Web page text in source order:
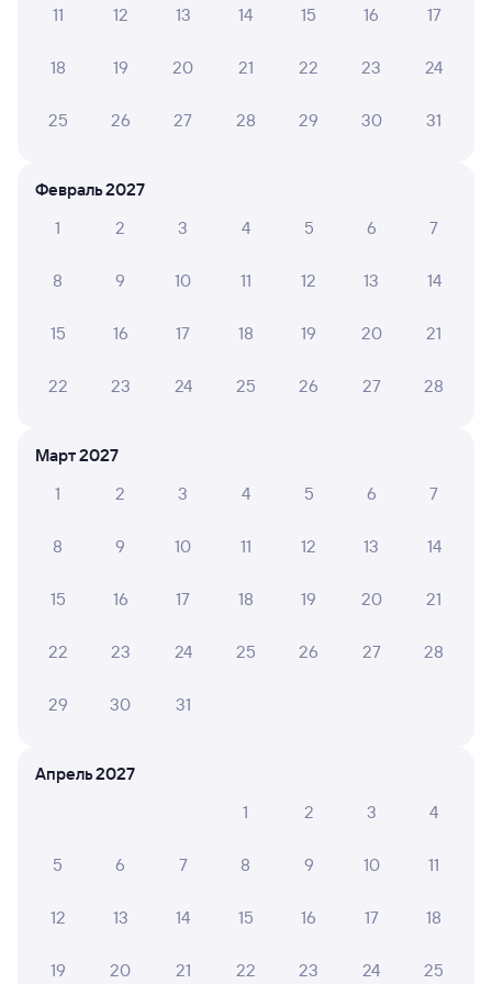
А ещё здесь можно найти
Обратные билеты из Сенной в Троекурово
Отели
11 12 13 14 15 16 17
18 19 20 21 22 23 24
25 26 27 28 29 30 31
Февраль 2027
1
2 3 4 5 6 7
8 9 10 11 12 13 14
15 16 17 18 19 20 21
22 23 24 25 26 27 28
Март 2027
1
2 3 4 5 6 7
8 9 10 11 12 13 14
15 16 17 18 19 20 21
22 23 24 25 26 27 28
29 30 31
Апрель 2027
1
2 3 4
5 6 7 8 9 10 11
12 13 14 15 16 17 18
19 20 21 22 23 24 25